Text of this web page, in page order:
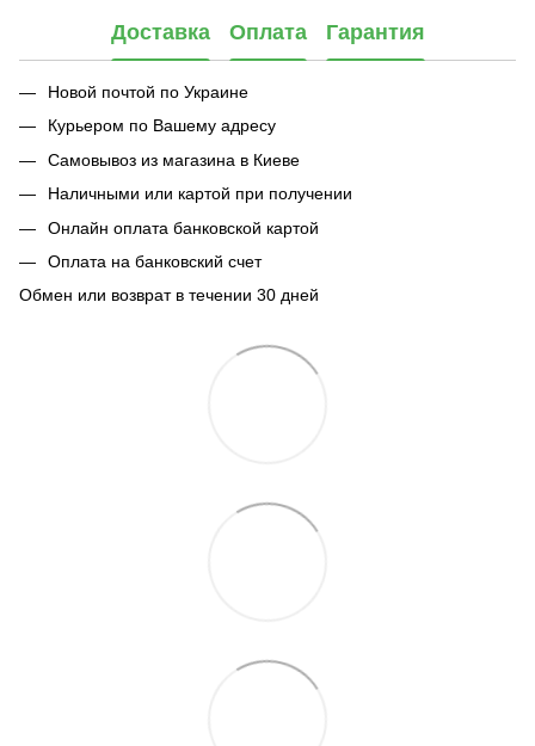
Доставка Оплата Гарантия
Новой почтой по Украине
Курьером по Вашему адресу
Самовывоз из магазина в Киеве
Наличными или картой при получении
Онлайн оплата банковской картой
Оплата на банковский счет
Обмен или возврат в течении 30 дней